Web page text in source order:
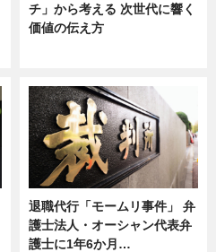
チ」から考える 次世代に響く
価値の伝え方
退職代行「モームリ事件」 弁
護士法人・オーシャン代表弁
護士に1年6か月…